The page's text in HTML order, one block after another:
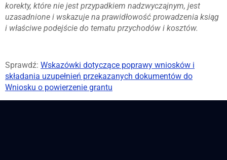
korekty, które nie jest przypadkiem nadzwyczajnym, jest
uzasadnione i wskazuje na prawidłowość prowadzenia ksiąg
i właściwe podejście do tematu przychodów i kosztów.
Sprawdź: Wskazówki dotyczące poprawy wniosków i
składania uzupełnień przekazanych dokumentów do
Wniosku o powierzenie grantu